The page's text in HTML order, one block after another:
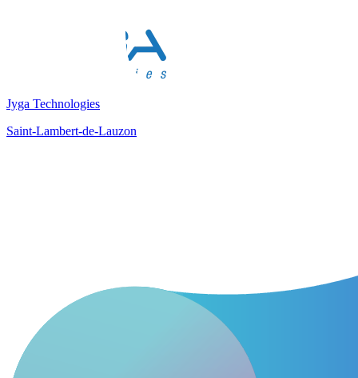
Jyga Technologies
Saint-Lambert-de-Lauzon